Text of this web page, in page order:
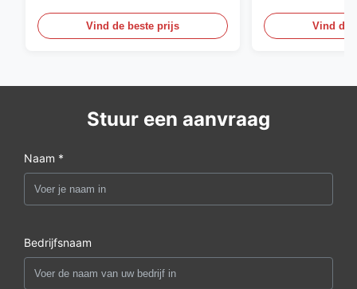
Vind de beste prijs Vind de
Stuur een aanvraag
Naam *
Bedrijfsnaam